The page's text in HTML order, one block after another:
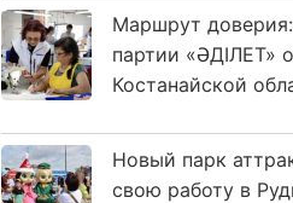
Маршрут
партии «ӘДІЛЕТ»
Костанайской
Новый парк
свою работу в